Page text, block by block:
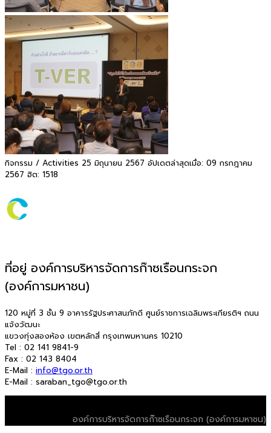
กิจกรรม / Activities 25 มิถุนายน 2567 อัปเดตล่าสุดเมื่อ: 09 กรกฎาคม
2567 ฮิต: 1518
ที่อยู่ องค์การบริหารจัดการก๊าซเรือนกระจก
(องค์การมหาชน)
120 หมู่ที่ 3 ชั้น 9 อาคารรัฐประศาสนภักดี ศูนย์ราชการเฉลิมพระเกียรติฯ ถนน
แจ้งวัฒนะ
แขวงทุ่งสองห้อง เขตหลักสี่ กรุงเทพมหานคร 10210
Tel : 02 141 9841-9
Fax : 02 143 8404
E-Mail : info@tgo.or.th
E-Mail : saraban_tgo@tgo.or.th
องค์การบริหารจัดการก๊าซเรือนกระจก (องค์การมหาชน)